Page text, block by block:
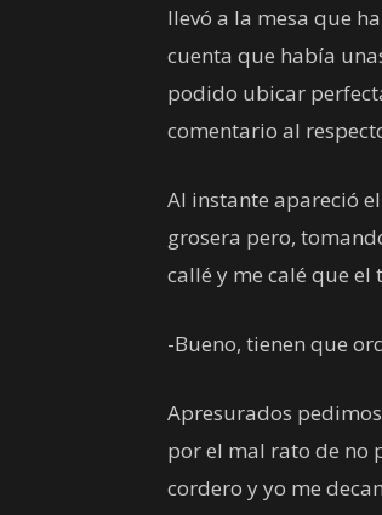
llevó a la mesa que
cuenta que había
podido ubicar
comentario al
Al instante apareció
grosera pero,
callé y me calé que el
-Bueno, tienen que
Apresurados
por el mal rato de no
cordero y yo me